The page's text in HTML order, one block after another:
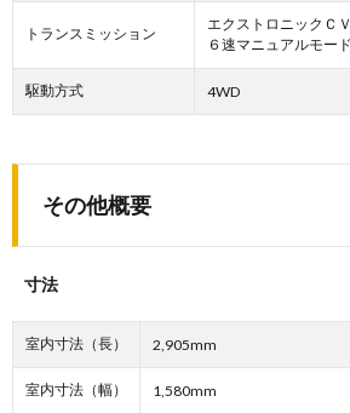
トランスミッション
エクストロニックＣ
６速マニュアルモー
駆動方式 4WD
その他概要
寸法
室内寸法（長） 2,905mm
室内寸法（幅） 1,580mm